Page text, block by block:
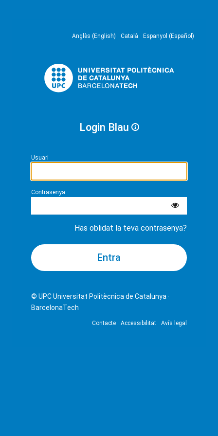
Anglès (English) Català Espanyol (Español)
Login Blau
Usuari
Contrasenya
Has oblidat la teva contrasenya?
© UPCUniversitat Politècnica de Catalunya ·
BarcelonaTech
Contacte Accessibilitat Avís legal